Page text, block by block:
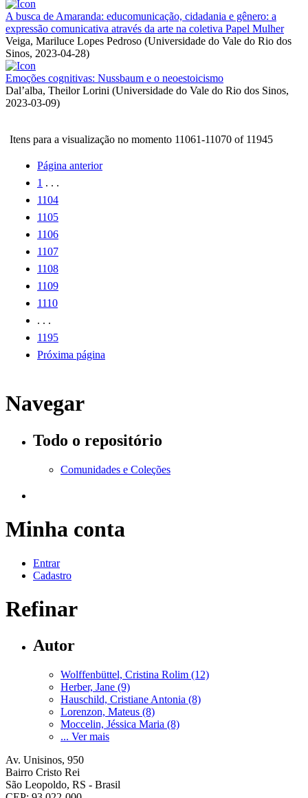
A busca de Amaranda: educomunicação, cidadania e gênero: a
expressão comunicativa através da arte na coletiva Papel Mulher
Veiga, Mariluce Lopes Pedroso (Universidade do Vale do Rio dos
Sinos, 2023-04-28)
Emoções cognitivas: Nussbaum e o neoestoicismo
Dal’alba, Theilor Lorini (Universidade do Vale do Rio dos Sinos,
2023-03-09)
Itens para a visualização no momento 11061-11070 of 11945
Página anterior
1 . . .
1104
1105
1106
1107
1108
1109
1110
. . .
1195
Próxima página
Navegar
Todo o repositório
Comunidades e Coleções
Minha conta
Entrar
Cadastro
Refinar
Autor
Wolffenbüttel, Cristina Rolim (12)
Herber, Jane (9)
Hauschild, Cristiane Antonia (8)
Lorenzon, Mateus (8)
Moccelin, Jéssica Maria (8)
... Ver mais
Av. Unisinos, 950
Bairro Cristo Rei
São Leopoldo, RS - Brasil